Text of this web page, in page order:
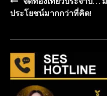
Post
ประโยชน์มากกว่าที่คิด!